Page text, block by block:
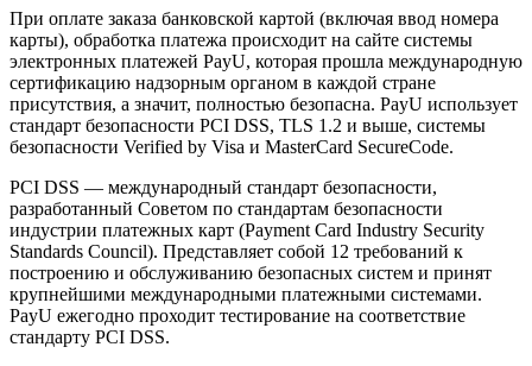
При оплате заказа банковской картой (включая ввод номера
карты), обработка платежа происходит на сайте системы
электронных платежей PayU, которая прошла международную
сертификацию надзорным органом в каждой стране
присутствия, а значит, полностью безопасна. PayU использует
стандарт безопасности PCI DSS, TLS 1.2 и выше, системы
безопасности Verified by Visa и MasterCard SecureCode.
PCI DSS — международный стандарт безопасности,
разработанный Советом по стандартам безопасности
индустрии платежных карт (Payment Card Industry Security
Standards Council). Представляет собой 12 требований к
построению и обслуживанию безопасных систем и принят
крупнейшими международными платежными системами.
PayU ежегодно проходит тестирование на соответствие
стандарту PCI DSS.